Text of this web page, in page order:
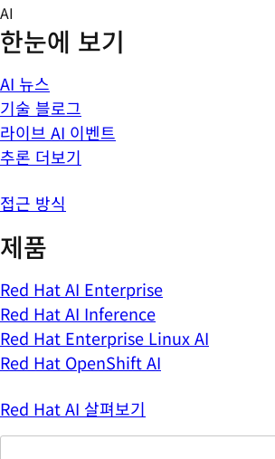
Skip
to
content
AI
한눈에 보기
AI 뉴스
기술 블로그
라이브 AI 이벤트
추론 더보기
접근 방식
제품
Red Hat AI Enterprise
Red Hat AI Inference
Red Hat Enterprise Linux AI
Red Hat OpenShift AI
Red Hat AI 살펴보기